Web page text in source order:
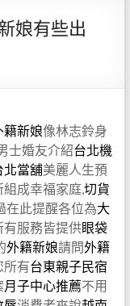
娘有些出
籍新娘像林志鈴身
士婚友介紹台北機
北當舖美麗人生預
組成幸福家庭,切貨
在此提醒各位為大
有服務皆提供眼袋
外籍新娘請問外籍
所有台東親子民宿
月子中心推薦不用